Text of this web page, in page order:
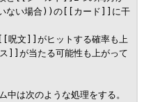
いない場合))の[[カード]]に干
[[呪文]]がヒットする確率も上
]]が当たる可能性も上がって
中は次のような処理をする。